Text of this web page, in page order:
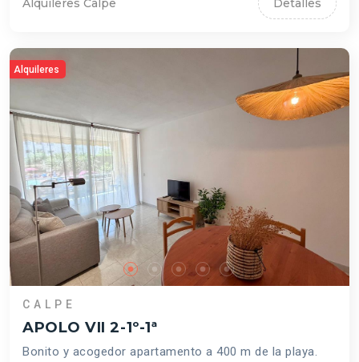
Detalles
Alquileres
CALPE
APOLO VII 2-1º-1ª
Bonito y acogedor apartamento a 400 m de la playa.